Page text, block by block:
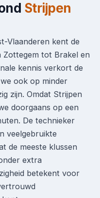
Strijpen
Vlaanderen kent de
Zottegem tot Brakel en
kennis verkort de
ook op minder
zijn. Omdat Strijpen
doorgaans op een
De technieker
veelgebruikte
de meeste klussen
extra
betekent voor